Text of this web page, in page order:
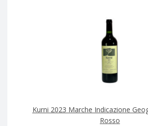
Kurni 2023 Marche Indicazione
Rosso